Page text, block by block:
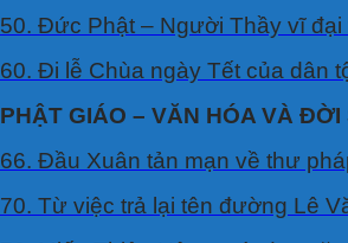
50. Ðức Phật – Người Thầy vĩ
60. Ði lễ Chùa ngày Tết của dân
PHẬT GIÁO – VĂN HÓA VÀ ĐỜI
66. Ðầu Xuân tản mạn về thư
70. Từ việc trả lại tên đường Lê